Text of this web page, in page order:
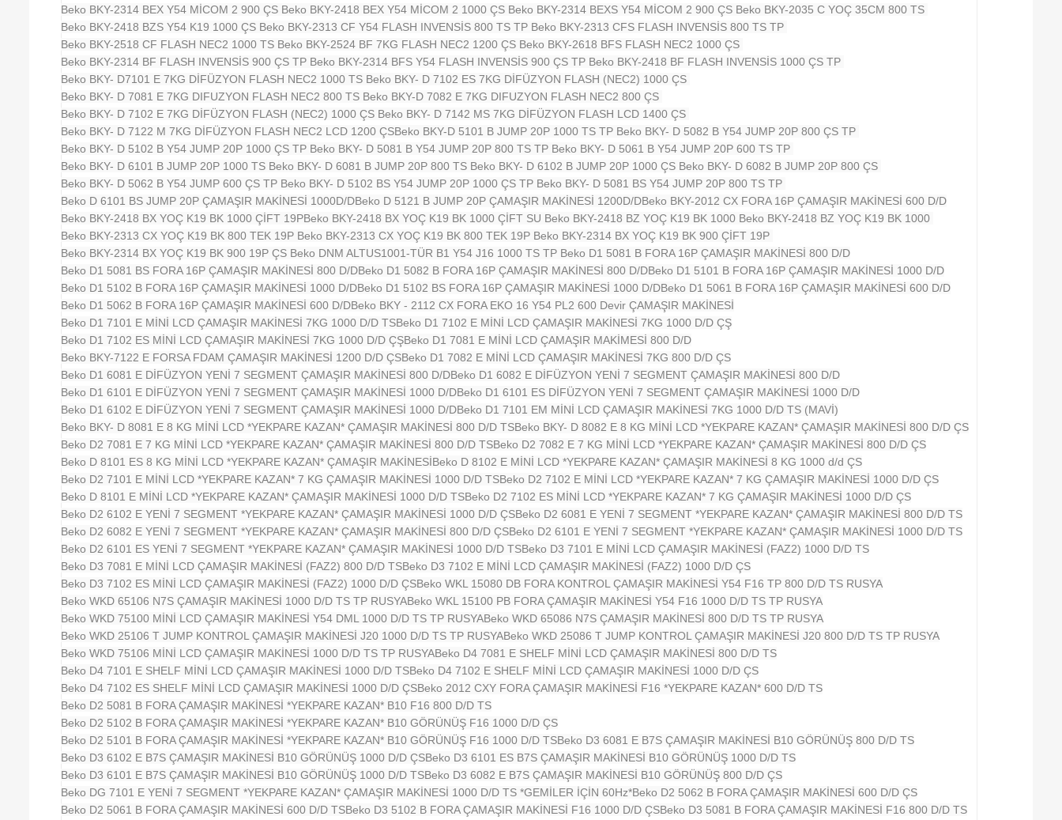
Beko BKY-2314 BEX Y54 MİCOM 2 900 ÇS Beko BKY-2418 BEX Y54 MİCOM 2 1000 ÇS Beko BKY-2314 BEXS Y54 MİCOM 2 900 ÇS Beko BKY-2035 C YOÇ 35CM 800 TS
Beko BKY-2418 BZS Y54 K19 1000 ÇS Beko BKY-2313 CF Y54 FLASH INVENSİS 800 TS TP Beko BKY-2313 CFS FLASH INVENSİS 800 TS TP
Beko BKY-2518 CF FLASH NEC2 1000 TS Beko BKY-2524 BF 7KG FLASH NEC2 1200 ÇS Beko BKY-2618 BFS FLASH NEC2 1000 ÇS
Beko BKY-2314 BF FLASH INVENSİS 900 ÇS TP Beko BKY-2314 BFS Y54 FLASH INVENSİS 900 ÇS TP Beko BKY-2418 BF FLASH INVENSİS 1000 ÇS TP
Beko BKY- D7101 E 7KG DİFÜZYON FLASH NEC2 1000 TS Beko BKY- D 7102 ES 7KG DİFÜZYON FLASH (NEC2) 1000 ÇS
Beko BKY- D 7081 E 7KG DIFUZYON FLASH NEC2 800 TS Beko BKY-D 7082 E 7KG DIFUZYON FLASH NEC2 800 ÇS
Beko BKY- D 7102 E 7KG DİFÜZYON FLASH (NEC2) 1000 ÇS Beko BKY- D 7142 MS 7KG DİFÜZYON FLASH LCD 1400 ÇS
Beko BKY- D 7122 M 7KG DİFÜZYON FLASH NEC2 LCD 1200 ÇSBeko BKY-D 5101 B JUMP 20P 1000 TS TP Beko BKY- D 5082 B Y54 JUMP 20P 800 ÇS TP
Beko BKY- D 5102 B Y54 JUMP 20P 1000 ÇS TP Beko BKY- D 5081 B Y54 JUMP 20P 800 TS TP Beko BKY- D 5061 B Y54 JUMP 20P 600 TS TP
Beko BKY- D 6101 B JUMP 20P 1000 TS Beko BKY- D 6081 B JUMP 20P 800 TS Beko BKY- D 6102 B JUMP 20P 1000 ÇS Beko BKY- D 6082 B JUMP 20P 800 ÇS
Beko BKY- D 5062 B Y54 JUMP 600 ÇS TP Beko BKY- D 5102 BS Y54 JUMP 20P 1000 ÇS TP Beko BKY- D 5081 BS Y54 JUMP 20P 800 TS TP
Beko D 6101 BS JUMP 20P ÇAMAŞIR MAKİNESİ 1000D/DBeko D 5121 B JUMP 20P ÇAMAŞIR MAKİNESİ 1200D/DBeko BKY-2012 CX FORA 16P ÇAMAŞIR MAKİNESİ 600 D/D
Beko BKY-2418 BX YOÇ K19 BK 1000 ÇİFT 19PBeko BKY-2418 BX YOÇ K19 BK 1000 ÇİFT SU Beko BKY-2418 BZ YOÇ K19 BK 1000 Beko BKY-2418 BZ YOÇ K19 BK 1000
Beko BKY-2313 CX YOÇ K19 BK 800 TEK 19P Beko BKY-2313 CX YOÇ K19 BK 800 TEK 19P Beko BKY-2314 BX YOÇ K19 BK 900 ÇİFT 19P
Beko BKY-2314 BX YOÇ K19 BK 900 19P ÇS Beko DNM ALTUS1001-TÜR B1 Y54 J16 1000 TS TP Beko D1 5081 B FORA 16P ÇAMAŞIR MAKİNESİ 800 D/D
Beko D1 5081 BS FORA 16P ÇAMAŞIR MAKİNESİ 800 D/DBeko D1 5082 B FORA 16P ÇAMAŞIR MAKİNESİ 800 D/DBeko D1 5101 B FORA 16P ÇAMAŞIR MAKİNESİ 1000 D/D
Beko D1 5102 B FORA 16P ÇAMAŞIR MAKİNESİ 1000 D/DBeko D1 5102 BS FORA 16P ÇAMAŞIR MAKİNESİ 1000 D/DBeko D1 5061 B FORA 16P ÇAMAŞIR MAKİNESİ 600 D/D
Beko D1 5062 B FORA 16P ÇAMAŞIR MAKİNESİ 600 D/DBeko BKY - 2112 CX FORA EKO 16 Y54 PL2 600 Devir ÇAMAŞIR MAKİNESİ
Beko D1 7101 E MİNİ LCD ÇAMAŞIR MAKİNESİ 7KG 1000 D/D TSBeko D1 7102 E MİNİ LCD ÇAMAŞIR MAKİNESİ 7KG 1000 D/D ÇŞ
Beko D1 7102 ES MİNİ LCD ÇAMAŞIR MAKİNESİ 7KG 1000 D/D ÇŞBeko D1 7081 E MİNİ LCD ÇAMAŞIR MAKİMESİ 800 D/D
Beko BKY-7122 E FORSA FDAM ÇAMAŞIR MAKİNESİ 1200 D/D ÇSBeko D1 7082 E MİNİ LCD ÇAMAŞIR MAKİNESİ 7KG 800 D/D ÇS
Beko D1 6081 E DİFÜZYON YENİ 7 SEGMENT ÇAMAŞIR MAKİNESİ 800 D/DBeko D1 6082 E DİFÜZYON YENİ 7 SEGMENT ÇAMAŞIR MAKİNESİ 800 D/D
Beko D1 6101 E DİFÜZYON YENİ 7 SEGMENT ÇAMAŞIR MAKİNESİ 1000 D/DBeko D1 6101 ES DİFÜZYON YENİ 7 SEGMENT ÇAMAŞIR MAKİNESİ 1000 D/D
Beko D1 6102 E DİFÜZYON YENİ 7 SEGMENT ÇAMAŞIR MAKİNESİ 1000 D/DBeko D1 7101 EM MİNİ LCD ÇAMAŞIR MAKİNESİ 7KG 1000 D/D TS (MAVİ)
Beko BKY- D 8081 E 8 KG MİNİ LCD *YEKPARE KAZAN* ÇAMAŞIR MAKİNESİ 800 D/D TSBeko BKY- D 8082 E 8 KG MİNİ LCD *YEKPARE KAZAN* ÇAMAŞIR MAKİNESİ 800 D/D ÇS
Beko D2 7081 E 7 KG MİNİ LCD *YEKPARE KAZAN* ÇAMAŞIR MAKİNESİ 800 D/D TSBeko D2 7082 E 7 KG MİNİ LCD *YEKPARE KAZAN* ÇAMAŞIR MAKİNESİ 800 D/D ÇS
Beko D 8101 ES 8 KG MİNİ LCD *YEKPARE KAZAN* ÇAMAŞIR MAKİNESİBeko D 8102 E MİNİ LCD *YEKPARE KAZAN* ÇAMAŞIR MAKİNESİ 8 KG 1000 d/d ÇS
Beko D2 7101 E MİNİ LCD *YEKPARE KAZAN* 7 KG ÇAMAŞIR MAKİNESİ 1000 D/D TSBeko D2 7102 E MİNİ LCD *YEKPARE KAZAN* 7 KG ÇAMAŞIR MAKİNESİ 1000 D/D ÇS
Beko D 8101 E MİNİ LCD *YEKPARE KAZAN* ÇAMAŞIR MAKİNESİ 1000 D/D TSBeko D2 7102 ES MİNİ LCD *YEKPARE KAZAN* 7 KG ÇAMAŞIR MAKİNESİ 1000 D/D ÇS
Beko D2 6102 E YENİ 7 SEGMENT *YEKPARE KAZAN* ÇAMAŞIR MAKİNESİ 1000 D/D ÇSBeko D2 6081 E YENİ 7 SEGMENT *YEKPARE KAZAN* ÇAMAŞIR MAKİNESİ 800 D/D TS
Beko D2 6082 E YENİ 7 SEGMENT *YEKPARE KAZAN* ÇAMAŞIR MAKİNESİ 800 D/D ÇSBeko D2 6101 E YENİ 7 SEGMENT *YEKPARE KAZAN* ÇAMAŞIR MAKİNESİ 1000 D/D TS
Beko D2 6101 ES YENİ 7 SEGMENT *YEKPARE KAZAN* ÇAMAŞIR MAKİNESİ 1000 D/D TSBeko D3 7101 E MİNİ LCD ÇAMAŞIR MAKİNESİ (FAZ2) 1000 D/D TS
Beko D3 7081 E MİNİ LCD ÇAMAŞIR MAKİNESİ (FAZ2) 800 D/D TSBeko D3 7102 E MİNİ LCD ÇAMAŞIR MAKİNESİ (FAZ2) 1000 D/D ÇS
Beko D3 7102 ES MİNİ LCD ÇAMAŞIR MAKİNESİ (FAZ2) 1000 D/D ÇSBeko WKL 15080 DB FORA KONTROL ÇAMAŞIR MAKİNESİ Y54 F16 TP 800 D/D TS RUSYA
Beko WKD 65106 N7S ÇAMAŞIR MAKİNESİ 1000 D/D TS TP RUSYABeko WKL 15100 PB FORA ÇAMAŞIR MAKİNESİ Y54 F16 1000 D/D TS TP RUSYA
Beko WKD 75100 MİNİ LCD ÇAMAŞIR MAKİNESİ Y54 DML 1000 D/D TS TP RUSYABeko WKD 65086 N7S ÇAMAŞIR MAKİNESİ 800 D/D TS TP RUSYA
Beko WKD 25106 T JUMP KONTROL ÇAMAŞIR MAKİNESİ J20 1000 D/D TS TP RUSYABeko WKD 25086 T JUMP KONTROL ÇAMAŞIR MAKİNESİ J20 800 D/D TS TP RUSYA
Beko WKD 75106 MİNİ LCD ÇAMAŞIR MAKİNESİ 1000 D/D TS TP RUSYABeko D4 7081 E SHELF MİNİ LCD ÇAMAŞIR MAKİNESİ 800 D/D TS
Beko D4 7101 E SHELF MİNİ LCD ÇAMAŞIR MAKİNESİ 1000 D/D TSBeko D4 7102 E SHELF MİNİ LCD ÇAMAŞIR MAKİNESİ 1000 D/D ÇS
Beko D4 7102 ES SHELF MİNİ LCD ÇAMAŞIR MAKİNESİ 1000 D/D ÇSBeko 2012 CXY FORA ÇAMAŞIR MAKİNESİ F16 *YEKPARE KAZAN* 600 D/D TS
Beko D2 5081 B FORA ÇAMAŞIR MAKİNESİ *YEKPARE KAZAN* B10 F16 800 D/D TS
Beko D2 5102 B FORA ÇAMAŞIR MAKİNESİ *YEKPARE KAZAN* B10 GÖRÜNÜŞ F16 1000 D/D ÇS
Beko D2 5101 B FORA ÇAMAŞIR MAKİNESİ *YEKPARE KAZAN* B10 GÖRÜNÜŞ F16 1000 D/D TSBeko D3 6081 E B7S ÇAMAŞIR MAKİNESİ B10 GÖRÜNÜŞ 800 D/D TS
Beko D3 6102 E B7S ÇAMAŞIR MAKİNESİ B10 GÖRÜNÜŞ 1000 D/D ÇSBeko D3 6101 ES B7S ÇAMAŞIR MAKİNESİ B10 GÖRÜNÜŞ 1000 D/D TS
Beko D3 6101 E B7S ÇAMAŞIR MAKİNESİ B10 GÖRÜNÜŞ 1000 D/D TSBeko D3 6082 E B7S ÇAMAŞIR MAKİNESİ B10 GÖRÜNÜŞ 800 D/D ÇS
Beko DG 7101 E YENİ 7 SEGMENT *YEKPARE KAZAN* ÇAMAŞIR MAKİNESİ 1000 D/D TS *GEMİLER İÇİN 60Hz*Beko D2 5062 B FORA ÇAMAŞIR MAKİNESİ 600 D/D ÇS
Beko D2 5061 B FORA ÇAMAŞIR MAKİNESİ 600 D/D TSBeko D3 5102 B FORA ÇAMAŞIR MAKİNESİ F16 1000 D/D ÇSBeko D3 5081 B FORA ÇAMAŞIR MAKİNESİ F16 800 D/D TS